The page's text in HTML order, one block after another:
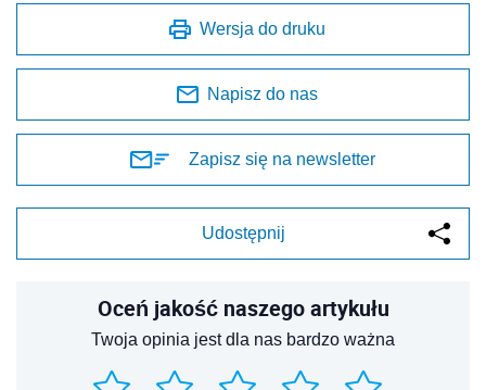
Wersja do druku
Napisz do nas
Zapisz się na newsletter
Udostępnij
Oceń jakość naszego artykułu
Twoja opinia jest dla nas bardzo ważna